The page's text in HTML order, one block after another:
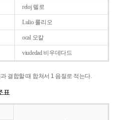
reloj 렐로
Lulio 룰리오
ocal 오칼
viudedad 비우데다드
결합할 때 합쳐서 1 음절로 적는다.
표